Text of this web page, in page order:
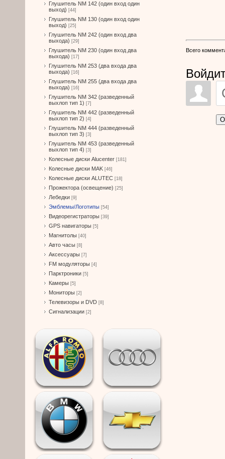
Глушитель NM 142 (один вход один
выход) [44]
Глушитель NM 130 (один вход один
выход) [25]
Глушитель NM 242 (один вход два
выхода) [29]
Глушитель NM 230 (один вход два
выхода) [17]
Глушитель NM 253 (два входа два
выхода) [16]
Глушитель NM 255 (два входа два
выхода) [16]
Глушитель NM 342 (разведенный
выхлоп тип 1) [7]
Глушитель NM 442 (разведенный
выхлоп тип 2) [4]
Глушитель NM 444 (разведенный
выхлоп тип 3) [3]
Глушитель NM 453 (разведенный
выхлоп тип 4) [3]
Колесные диски Alucenter [181]
Колесные диски MAK [46]
Колесные диски ALUTEC [18]
Прожектора (освещение) [25]
Лебедки [9]
Эмблемы/Логотипы [54]
Видеорегистраторы [39]
GPS навигаторы [5]
Магнитолы [40]
Авто часы [8]
Аксессуары [7]
FM модуляторы [4]
Парктроники [5]
Камеры [5]
Мониторы [2]
Телевизоры и DVD [8]
Сигнализации [2]
Всего